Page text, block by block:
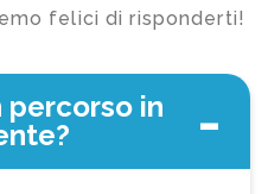
felici di risponderti!
percorso in